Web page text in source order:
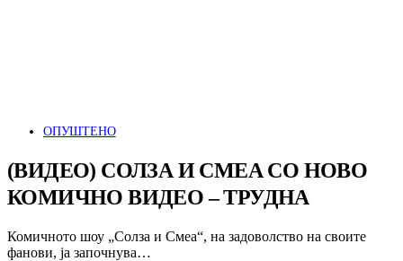
ОПУШТЕНО
(ВИДЕО) СОЛЗА И СМЕА СО НОВО
КОМИЧНО ВИДЕО – ТРУДНА
Комичното шоу „Солза и Смеа“, на задоволство на своите
фанови, ја започнува…